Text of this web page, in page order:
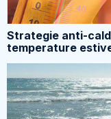
Strategie anti-
temperature